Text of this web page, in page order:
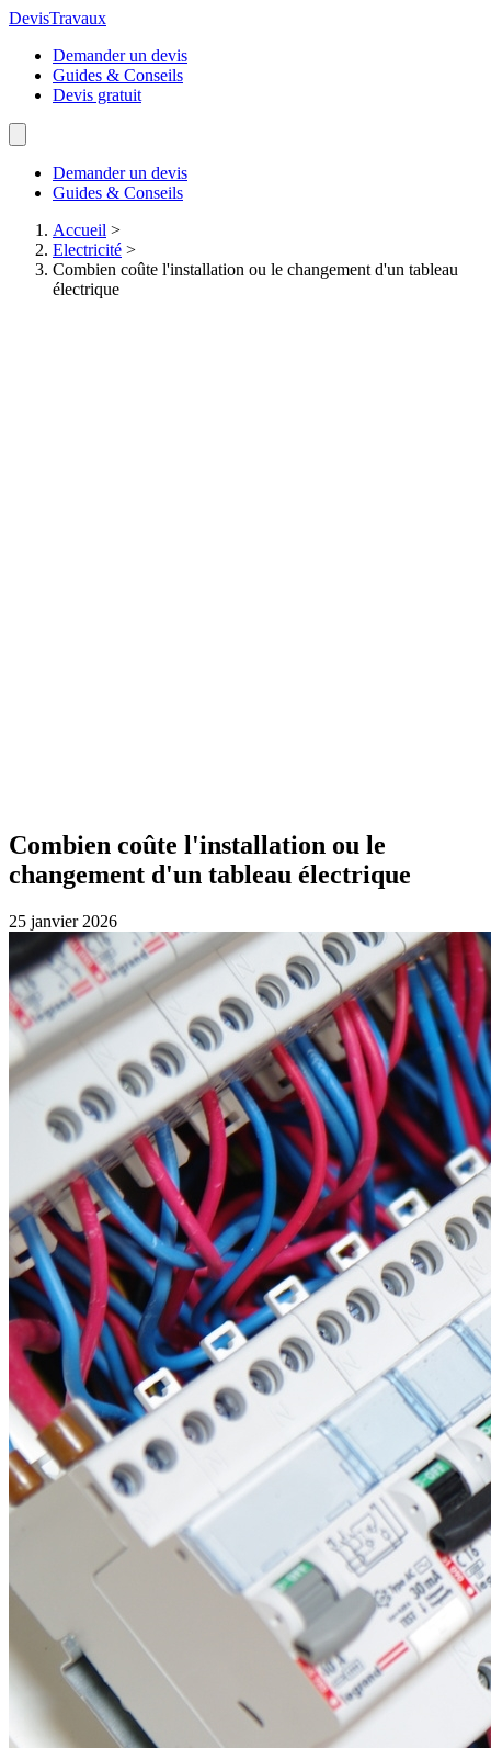
DevisTravaux
Demander un devis
Guides & Conseils
Devis gratuit
Demander un devis
Guides & Conseils
Accueil >
Electricité >
Combien coûte l'installation ou le changement d'un tableau
électrique
Combien coûte l'installation ou le
changement d'un tableau électrique
25 janvier 2026